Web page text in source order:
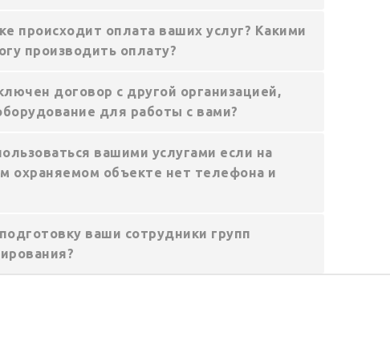
происходит оплата ваших услуг? Какими
производить оплату?
договор с другой организацией,
для работы с вами?
вашими услугами если на
охраняемом объекте нет телефона и
ваши сотрудники групп